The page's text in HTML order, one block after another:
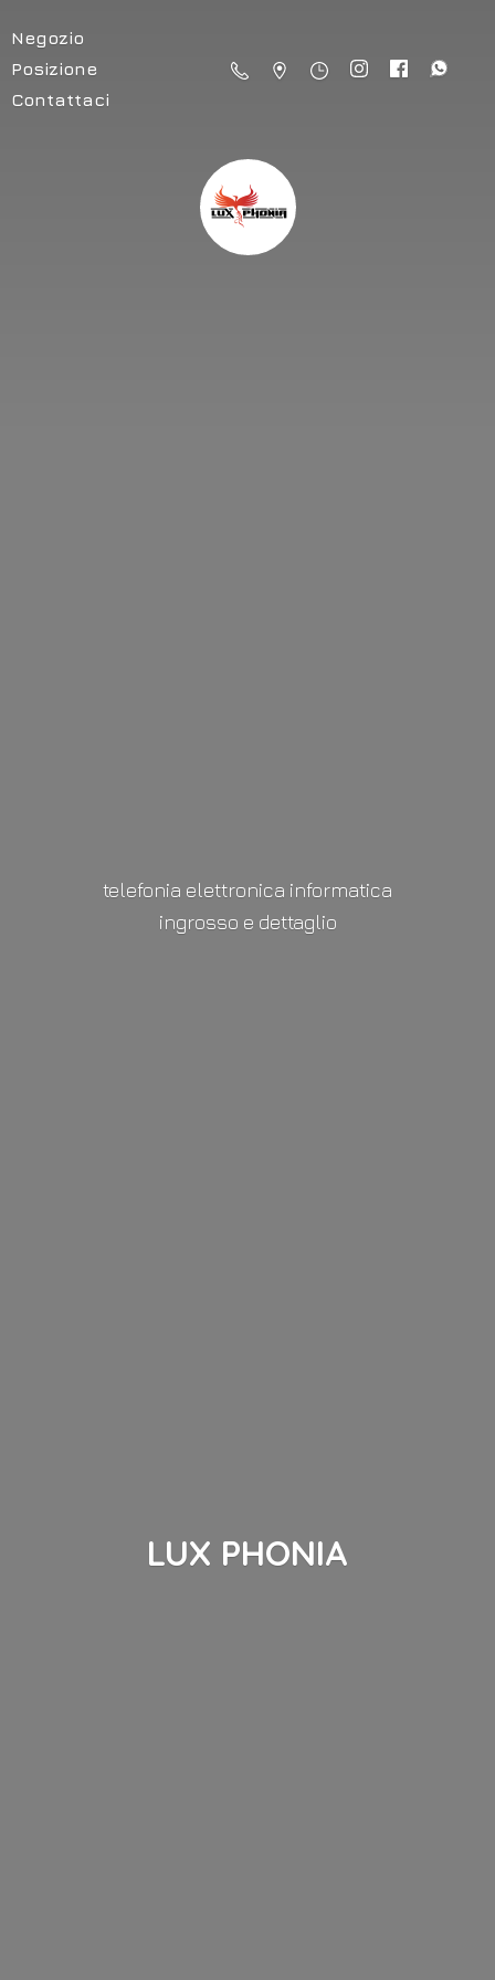
Negozio
Posizione
Contattaci
LUX PHONIA
telefonia elettronica informatica
ingrosso e dettaglio